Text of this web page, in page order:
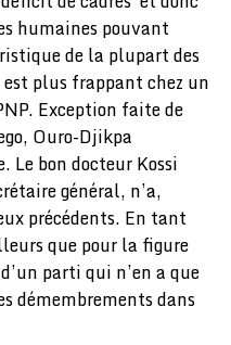
humaines pouvant
de la plupart des
plus frappant chez un
Exception faite de
Ouro-Djikpa
Le bon docteur Kossi
général, n’a,
précédents. En tant
que pour la figure
parti qui n’en a que
démembrements dans